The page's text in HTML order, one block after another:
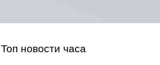
Топ новости часа